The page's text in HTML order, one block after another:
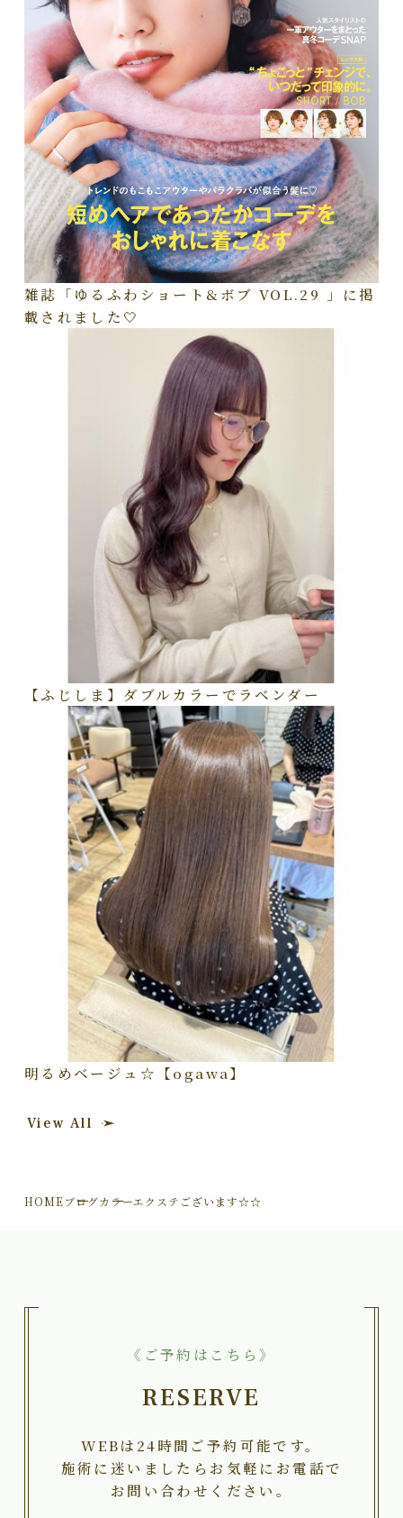
雑誌「ゆるふわショート&ボブ VOL.29 」に掲
載されました🤍
【ふじしま】ダブルカラーでラベンダー
明るめベージュ☆【ogawa】
View All
HOMEブログカラーエクステございます☆☆
《ご予約はこちら》
RESERVE
WEBは24時間ご予約可能です。
施術に迷いましたらお気軽にお電話で
お問い合わせください。